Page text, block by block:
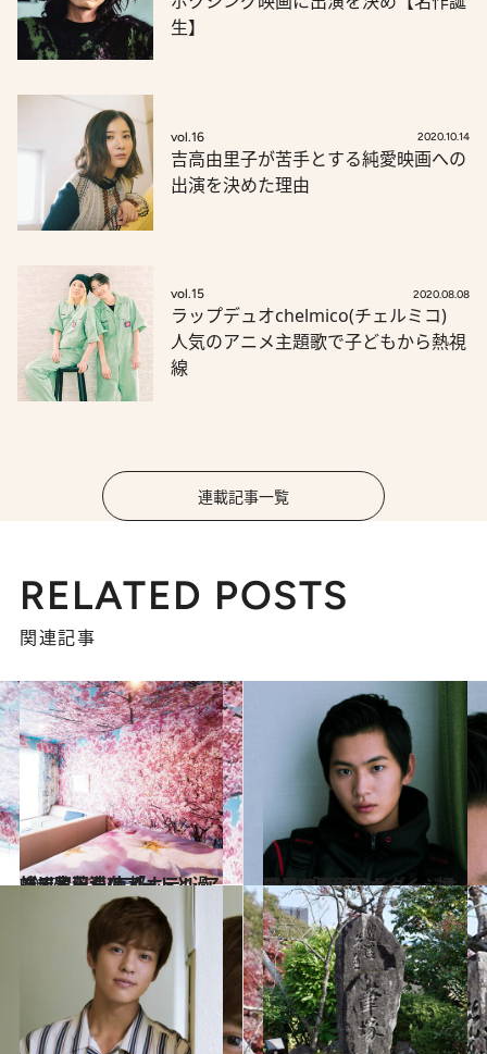
生】
vol.16 2020.10.14
吉高由里子が苦手とする純愛映画への
出演を決めた理由
vol.15 2020.08.08
ラップデュオchelmico(チェルミコ)
人気のアニメ主題歌で子どもから熱視
線
連載記事一覧
RELATED POSTS
関連記事
2017.10.22
蜷川実花らのアートと過ごす贅沢滞在 「ホテル アンテルーム 京都」
旅＆お出かけ 2019.8.9
硬派な早稲田ボーイ・押田岳 「仮面ライダージオウ」で羽ばたく
カルチャー